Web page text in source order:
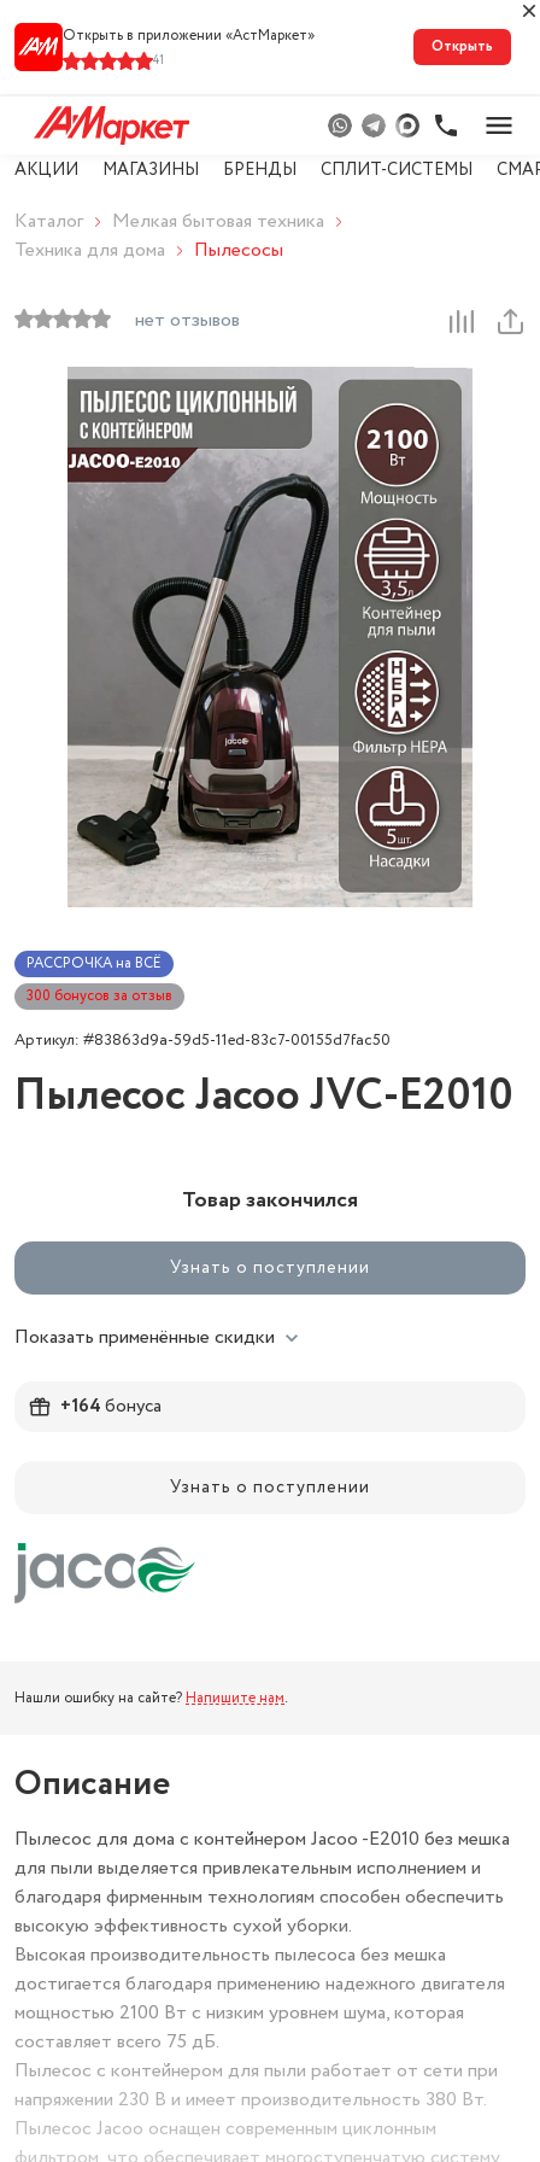
Открыть в приложении «АстМарке‪т‬»
41
Открыть
АКЦИИ МАГАЗИНЫ БРЕНДЫ СПЛИТ-СИСТЕМЫ
Каталог
Мелкая бытовая техника
Техника для дома
Пылесосы
нет отзывов
РАССРОЧКА на ВСЁ
300 бонусов за отзыв
Артикул: #83863d9a-59d5-11ed-83c7-00155d7fac50
Пылесос Jacoo JVC-Е2010
Товар закончился
Узнать о поступлении
Показать применённые скидки
+164бонуса
Узнать о поступлении
Нашли ошибку на сайте? Напишите нам.
Описание
Пылесос для дома с контейнером Jacoo -E2010 без мешка
для пыли выделяется привлекательным исполнением и
благодаря фирменным технологиям способен обеспечить
высокую эффективность сухой уборки.
Высокая производительность пылесоса без мешка
достигается благодаря применению надежного двигателя
мощностью 2100 Вт с низким уровнем шума, которая
составляет всего 75 дБ.
Пылесос с контейнером для пыли работает от сети при
напряжении 230 В и имеет производительность 380 Вт.
Пылесос Jacoo оснащен современным циклонным